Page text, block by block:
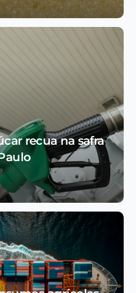
recua na safra